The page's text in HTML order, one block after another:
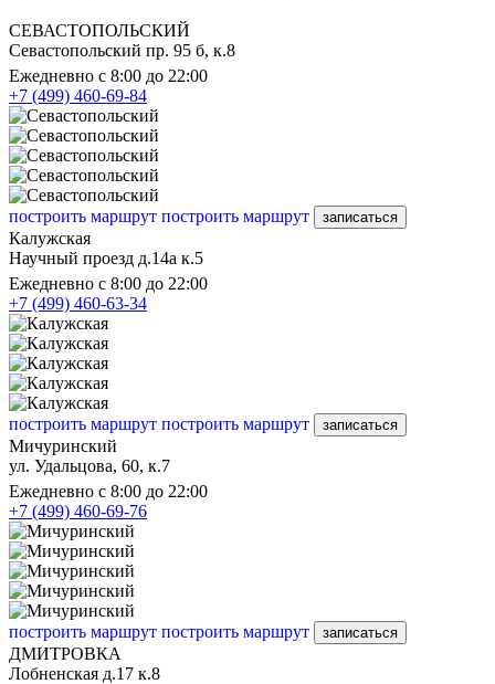
СЕВАСТОПОЛЬСКИЙ
Севастопольский пр. 95 б, к.8
Ежедневно с 8:00 до 22:00
+7 (499) 460-69-84
построить маршрут построить маршрут записаться
Калужская
Научный проезд д.14а к.5
Ежедневно с 8:00 до 22:00
+7 (499) 460-63-34
построить маршрут построить маршрут записаться
Мичуринский
ул. Удальцова, 60, к.7
Ежедневно с 8:00 до 22:00
+7 (499) 460-69-76
построить маршрут построить маршрут записаться
ДМИТРОВКА
Лобненская д.17 к.8